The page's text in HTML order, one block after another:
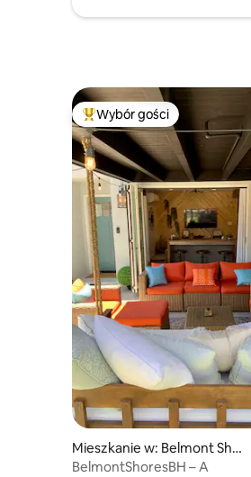
przystań z dachu ✓ Fajna
Fi ✓ Przytulny kominek Daty szybko się
wyprzedają!
Najpopularniejsze z
Wybór gości
Mieszkanie w: Belmont Shor
e
BelmontShoresBH – A